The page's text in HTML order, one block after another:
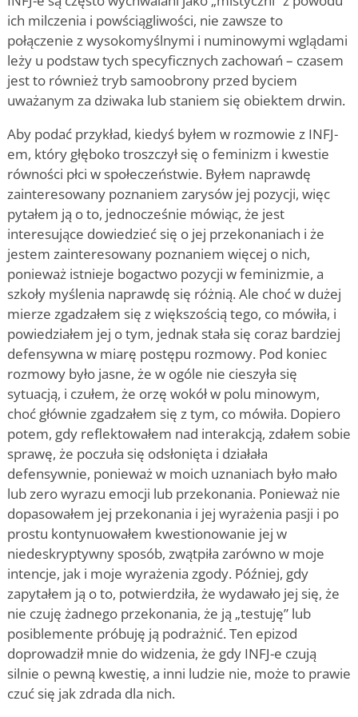
ich milczenia i powściągliwości, nie zawsze to
połączenie z wysokomyślnymi i numinowymi wglądami
leży u podstaw tych specyficznych zachowań – czasem
jest to również tryb samoobrony przed byciem
uważanym za dziwaka lub staniem się obiektem drwin.
Aby podać przykład, kiedyś byłem w rozmowie z INFJ-
em, który głęboko troszczył się o feminizm i kwestie
równości płci w społeczeństwie. Byłem naprawdę
zainteresowany poznaniem zarysów jej pozycji, więc
pytałem ją o to, jednocześnie mówiąc, że jest
interesujące dowiedzieć się o jej przekonaniach i że
jestem zainteresowany poznaniem więcej o nich,
ponieważ istnieje bogactwo pozycji w feminizmie, a
szkoły myślenia naprawdę się różnią. Ale choć w dużej
mierze zgadzałem się z większością tego, co mówiła, i
powiedziałem jej o tym, jednak stała się coraz bardziej
defensywna w miarę postępu rozmowy. Pod koniec
rozmowy było jasne, że w ogóle nie cieszyła się
sytuacją, i czułem, że orzę wokół w polu minowym,
choć głównie zgadzałem się z tym, co mówiła. Dopiero
potem, gdy reflektowałem nad interakcją, zdałem sobie
sprawę, że poczuła się odsłonięta i działała
defensywnie, ponieważ w moich uznaniach było mało
lub zero wyrazu emocji lub przekonania. Ponieważ nie
dopasowałem jej przekonania i jej wyrażenia pasji i po
prostu kontynuowałem kwestionowanie jej w
niedeskryptywny sposób, zwątpiła zarówno w moje
intencje, jak i moje wyrażenia zgody. Później, gdy
zapytałem ją o to, potwierdziła, że wydawało jej się, że
nie czuję żadnego przekonania, że ją „testuję” lub
posiblemente próbuję ją podrażnić. Ten epizod
doprowadził mnie do widzenia, że gdy INFJ-e czują
silnie o pewną kwestię, a inni ludzie nie, może to prawie
czuć się jak zdrada dla nich.